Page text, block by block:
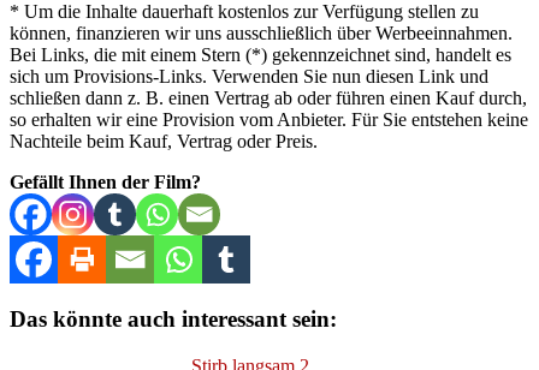
* Um die Inhalte dauerhaft kostenlos zur Verfügung stellen zu
können, finanzieren wir uns ausschließlich über Werbeeinnahmen.
Bei Links, die mit einem Stern (*) gekennzeichnet sind, handelt es
sich um Provisions-Links. Verwenden Sie nun diesen Link und
schließen dann z. B. einen Vertrag ab oder führen einen Kauf durch,
so erhalten wir eine Provision vom Anbieter. Für Sie entstehen keine
Nachteile beim Kauf, Vertrag oder Preis.
Gefällt Ihnen der Film?
Das könnte auch interessant sein:
Stirb langsam 2